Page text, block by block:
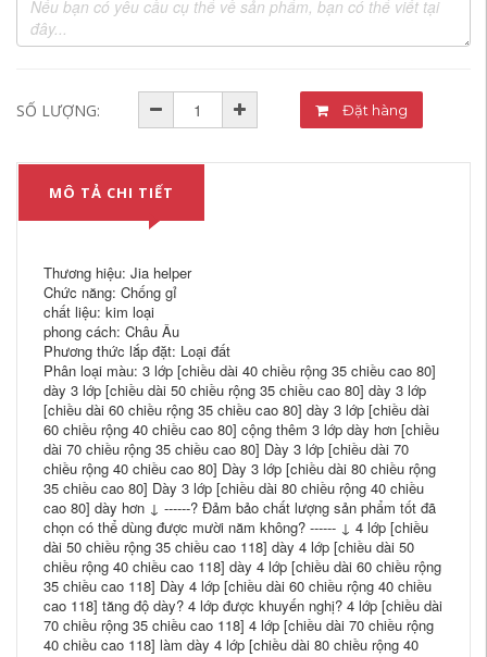
SỐ LƯỢNG: Đặt hàng
MÔ TẢ CHI TIẾT
Thương hiệu: Jia helper
Chức năng: Chống gỉ
chất liệu: kim loại
phong cách: Châu Âu
Phương thức lắp đặt: Loại đất
Phân loại màu: 3 lớp [chiều dài 40 chiều rộng 35 chiều cao 80]
dày 3 lớp [chiều dài 50 chiều rộng 35 chiều cao 80] dày 3 lớp
[chiều dài 60 chiều rộng 35 chiều cao 80] dày 3 lớp [chiều dài
60 chiều rộng 40 chiều cao 80] cộng thêm 3 lớp dày hơn [chiều
dài 70 chiều rộng 35 chiều cao 80] Dày 3 lớp [chiều dài 70
chiều rộng 40 chiều cao 80] Dày 3 lớp [chiều dài 80 chiều rộng
35 chiều cao 80] Dày 3 lớp [chiều dài 80 chiều rộng 40 chiều
cao 80] dày hơn ↓ ------? Đảm bảo chất lượng sản phẩm tốt đã
chọn có thể dùng được mười năm không? ------ ↓ 4 lớp [chiều
dài 50 chiều rộng 35 chiều cao 118] dày 4 lớp [chiều dài 50
chiều rộng 40 chiều cao 118] dày 4 lớp [chiều dài 60 chiều rộng
35 chiều cao 118] Dày 4 lớp [chiều dài 60 chiều rộng 40 chiều
cao 118] tăng độ dày? 4 lớp được khuyến nghị? 4 lớp [chiều dài
70 chiều rộng 35 chiều cao 118] 4 lớp [chiều dài 70 chiều rộng
40 chiều cao 118] làm dày 4 lớp [chiều dài 80 chiều rộng 40